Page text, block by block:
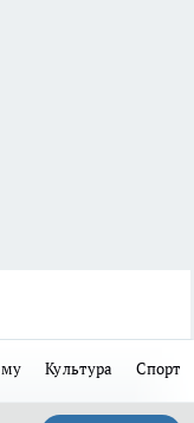
Культура Спорт